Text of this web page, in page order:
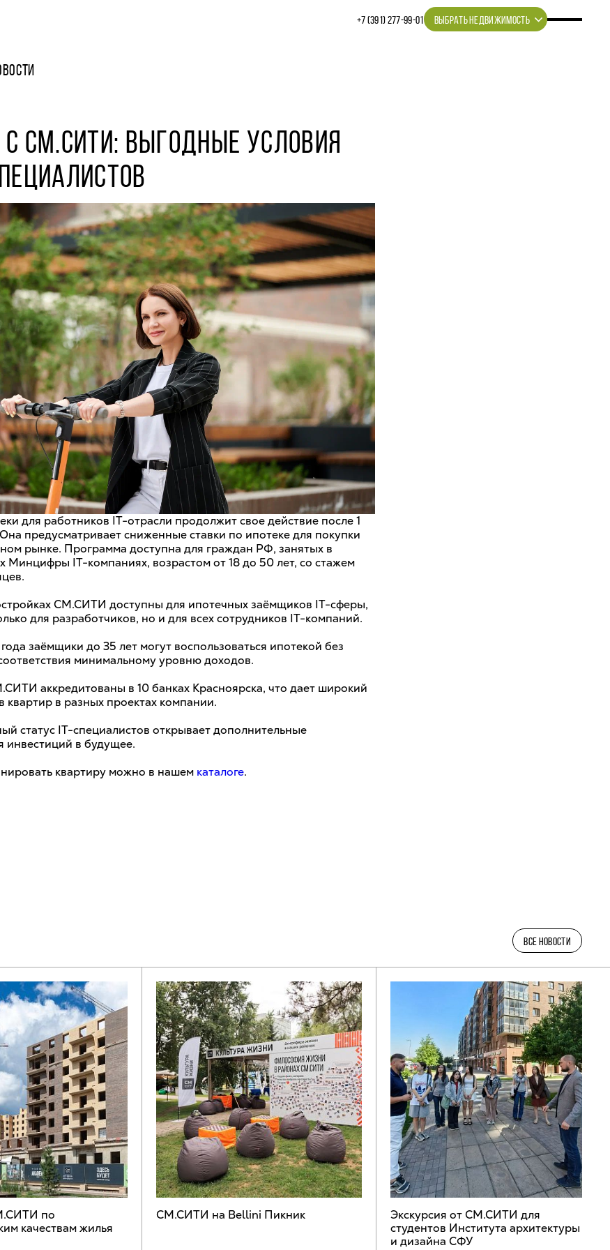
+7 (391) 277‒99‒01 ВЫБРАТЬ НЕДВИЖИМОСТЬ
С СМ.СИТИ: ВЫГОДНЫЕ УСЛОВИЯ
для работников IT-отрасли продолжит свое действие после 1
предусматривает сниженные ставки по ипотеке для покупки
рынке. Программа доступна для граждан РФ, занятых в
Минцифры IT-компаниях, возрастом от 18 до 50 лет, со стажем
СМ.СИТИ доступны для ипотечных заёмщиков IT-сферы,
для разработчиков, но и для всех сотрудников IT-компаний.
заёмщики до 35 лет могут воспользоваться ипотекой без
минимальному уровню доходов.
аккредитованы в 10 банках Красноярска, что дает широкий
квартир в разных проектах компании.
статус IT-специалистов открывает дополнительные
инвестиций в будущее.
квартиру можно в нашем каталоге.
ВСЕ НОВОСТИ
по
качествам жилья
СМ.СИТИ на Bellini Пикник
Экскурсия от СМ.СИТИ для
студентов Института архитектуры
и дизайна СФУ